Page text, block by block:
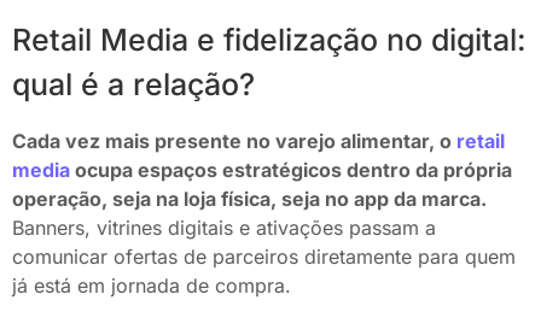
Retail Media e fidelização no digital:
qual é a relação?
Cada vez mais presente no varejo alimentar, o retail
media ocupa espaços estratégicos dentro da própria
operação, seja na loja física, seja no app da marca.
Banners, vitrines digitais e ativações passam a
comunicar ofertas de parceiros diretamente para quem
já está em jornada de compra.